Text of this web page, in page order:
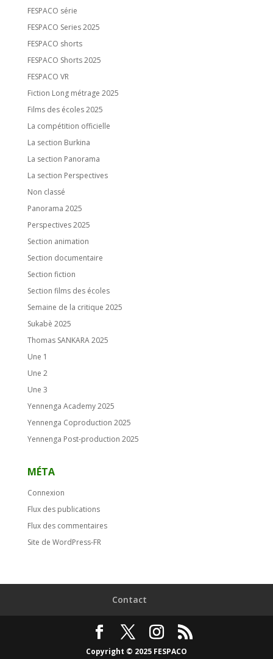
FESPACO série
FESPACO Series 2025
FESPACO shorts
FESPACO Shorts 2025
FESPACO VR
Fiction Long métrage 2025
Films des écoles 2025
La compétition officielle
La section Burkina
La section Panorama
La section Perspectives
Non classé
Panorama 2025
Perspectives 2025
Section animation
Section documentaire
Section fiction
Section films des écoles
Semaine de la critique 2025
Sukabè 2025
Thomas SANKARA 2025
Une 1
Une 2
Une 3
Yennenga Academy 2025
Yennenga Coproduction 2025
Yennenga Post-production 2025
MÉTA
Connexion
Flux des publications
Flux des commentaires
Site de WordPress-FR
Contact
Copyright © 2025 FESPACO